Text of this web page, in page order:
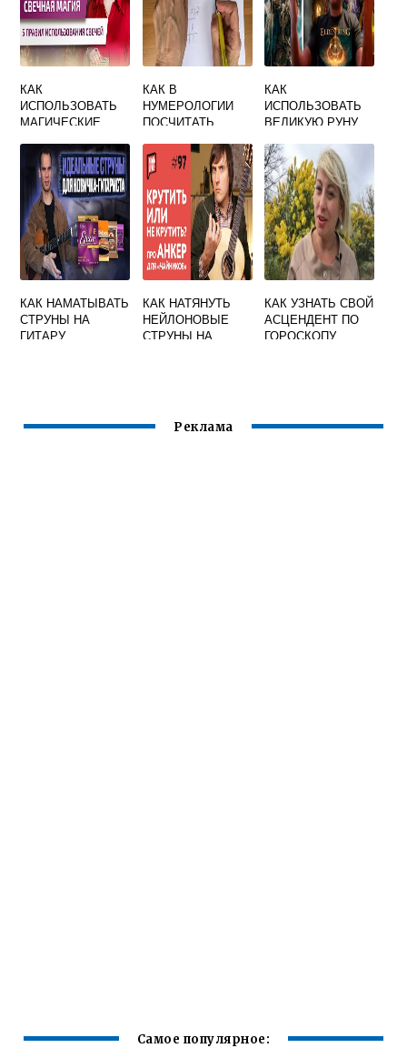
КАК
ИСПОЛЬЗОВАТЬ
МАГИЧЕСКИЕ
КАК В
НУМЕРОЛОГИИ
ПОСЧИТАТЬ
КАК
ИСПОЛЬЗОВАТЬ
ВЕЛИКУЮ РУНУ
КАК НАМАТЫВАТЬ
СТРУНЫ НА
ГИТАРУ
КАК НАТЯНУТЬ
НЕЙЛОНОВЫЕ
СТРУНЫ НА
КАК УЗНАТЬ СВОЙ
АСЦЕНДЕНТ ПО
ГОРОСКОПУ
Реклама
Самое популярное: